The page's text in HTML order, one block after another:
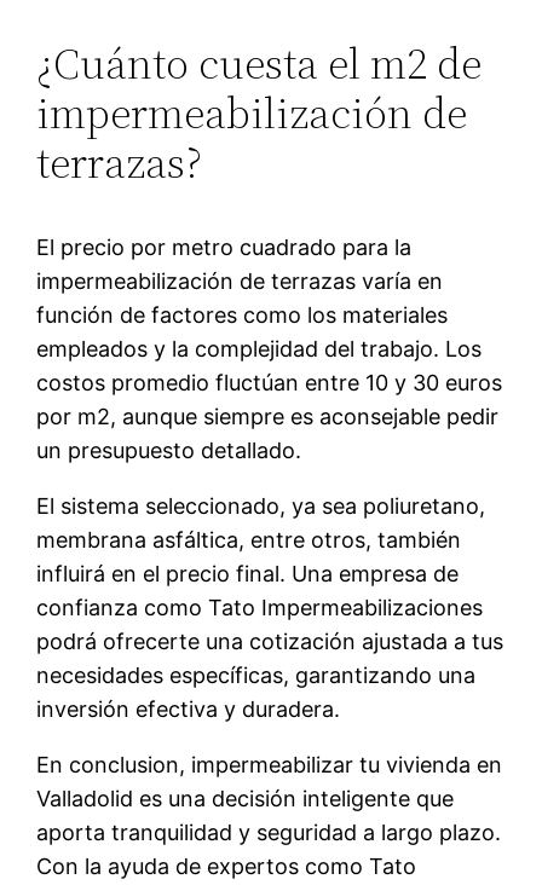
¿Cuánto cuesta el m2 de
impermeabilización de
terrazas?
El precio por metro cuadrado para la
impermeabilización de terrazas varía en
función de factores como los materiales
empleados y la complejidad del trabajo. Los
costos promedio fluctúan entre 10 y 30 euros
por m2, aunque siempre es aconsejable pedir
un presupuesto detallado.
El sistema seleccionado, ya sea poliuretano,
membrana asfáltica, entre otros, también
influirá en el precio final. Una empresa de
confianza como Tato Impermeabilizaciones
podrá ofrecerte una cotización ajustada a tus
necesidades específicas, garantizando una
inversión efectiva y duradera.
En conclusion, impermeabilizar tu vivienda en
Valladolid es una decisión inteligente que
aporta tranquilidad y seguridad a largo plazo.
Con la ayuda de expertos como Tato